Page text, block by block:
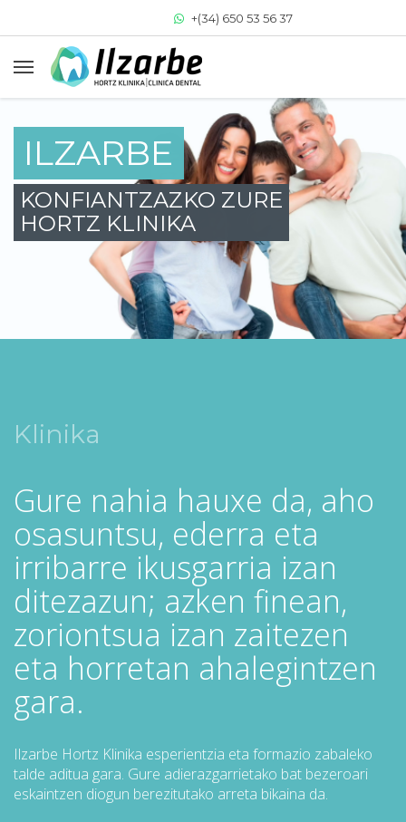
+(34) 650 53 56 37
+(34) 943 64 33 77
clinica@clinicadentalilzarbe.com
ILZARBE
KONFIANTZAZKO ZURE
HORTZ KLINIKA
Klinika
Gure nahia hauxe da, aho
osasuntsu, ederra eta
irribarre ikusgarria izan
ditezazun; azken finean,
zoriontsua izan zaitezen
eta horretan ahalegintzen
gara.
Ilzarbe Hortz Klinika esperientzia eta formazio zabaleko
talde aditua gara. Gure adierazgarrietako bat bezeroari
eskaintzen diogun berezitutako arreta bikaina da.